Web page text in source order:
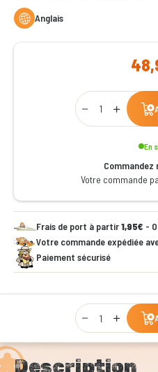
Anglais
Qty
En
Votre commande
Frais de port à partir1,95€ -
Votre commande expédiée
Paiement sécurisé
Qty
Description